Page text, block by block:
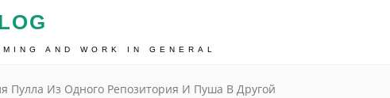
AND WORK IN GENERAL
Пулла Из Одного Репозитория И Пуша В Другой